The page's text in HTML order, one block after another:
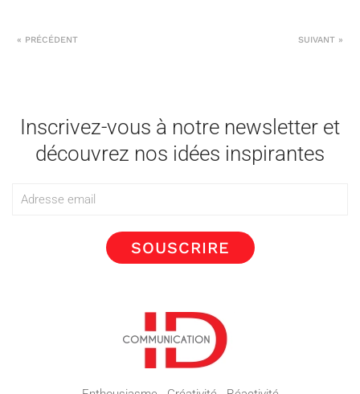
« PRÉCÉDENT SUIVANT »
Inscrivez-vous à notre newsletter et
découvrez nos idées inspirantes
SOUSCRIRE